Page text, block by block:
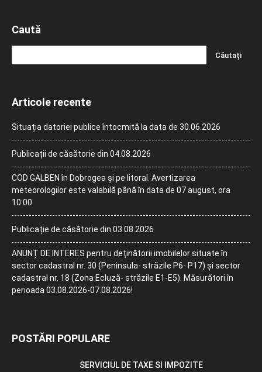
Caută
Articole recente
Situația datoriei publice întocmită la data de 30.06.2026
Publicații de căsătorie din 04.08.2026
COD GALBEN în Dobrogea și pe litoral. Avertizarea
meteorologilor este valabilă până în data de 07 august, ora
10:00
Publicație de căsătorie din 03.08.2026
ANUNȚ DE INTERES pentru deținătorii imobilelor situate în
sector cadastral nr. 30 (Peninsula- străzile P6- P17) și sector
cadastral nr. 18 (Zona Ecluză- străzile E1-E5). Măsurători în
perioada 03.08.2026-07.08.2026!
POSTĂRI POPULARE
SERVICIUL DE TAXE SI IMPOZITE